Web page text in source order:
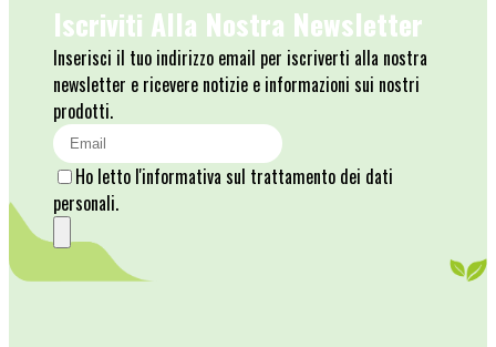
Iscriviti Alla Nostra Newsletter
Inserisci il tuo indirizzo email per iscriverti alla nostra
newsletter e ricevere notizie e informazioni sui nostri
prodotti.
Ho letto l'informativa sul trattamento dei dati
personali.